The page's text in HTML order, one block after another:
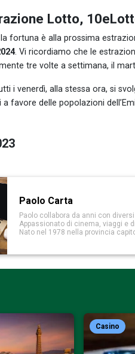
Lotto,
fortuna è alla prossima
. Vi ricordiamo che le
tre volte a settimana, il
i venerdì, alla stessa ora, si
favore delle popolazioni
Paolo Carta
Paolo collabora da anni con
Appassionato di cinema, viaggi e
Nato nel 1978 nella provincia
Casino